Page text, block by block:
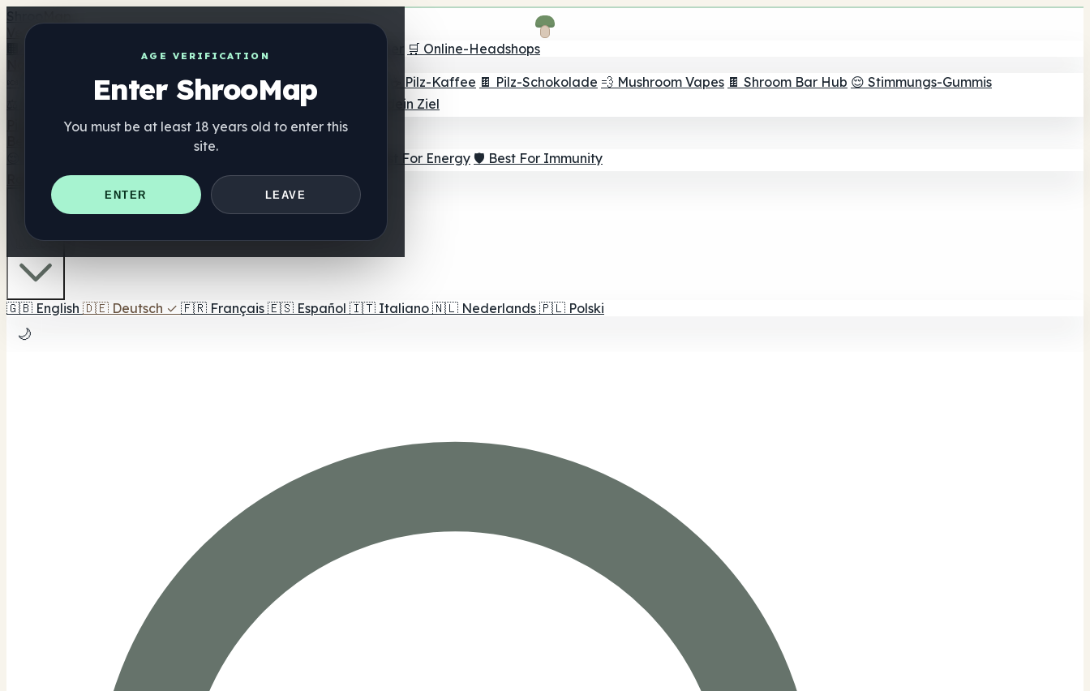
AGE VERIFICATION
Enter ShrooMap
You must be at least 18 years old to enter this
site.
ENTER LEAVE
Verzeichnis
📍 Headshop-Finder
🛒 Online-Headshops
🍬 Pilz-Gummis 💊 Pilz-Kapseln 💧 Pilz-Tinkturen 🫙 Pilz-Pulver ☕ Pilz-Kaffee 🍫 Pilz-Schokolade 💨 Mushroom Vapes 🍫 Shroom Bar Hub 😌 Stimmungs-Gummis
⚖️ Produkte vergleichen 💰 Angebote & Rabatte 🎯 Beste für dein Ziel
⚡ Best For Energy 🛡️ Best For Immunity
Ratgeber Quiz Blog In der Nähe
🇩🇪 DE
🇬🇧 English 🇩🇪 Deutsch ✓ 🇫🇷 Français 🇪🇸 Español 🇮🇹 Italiano 🇳🇱 Nederlands 🇵🇱 Polski
🌙